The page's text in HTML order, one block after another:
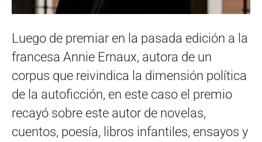
Luego de premiar en la pasada edición a la
francesa Annie Ernaux, autora de un
corpus que reivindica la dimensión política
de la autoficción, en este caso el premio
recayó sobre este autor de novelas,
cuentos, poesía, libros infantiles, ensayos y